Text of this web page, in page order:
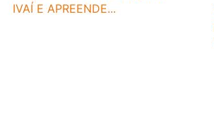
IVAÍ E APREENDE...